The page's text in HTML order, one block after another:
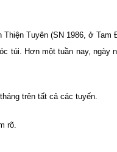
Tuyên (SN 1986, ở
túi. Hơn một tuần nay, ngày
trên tất cả các tuyến.
rõ.